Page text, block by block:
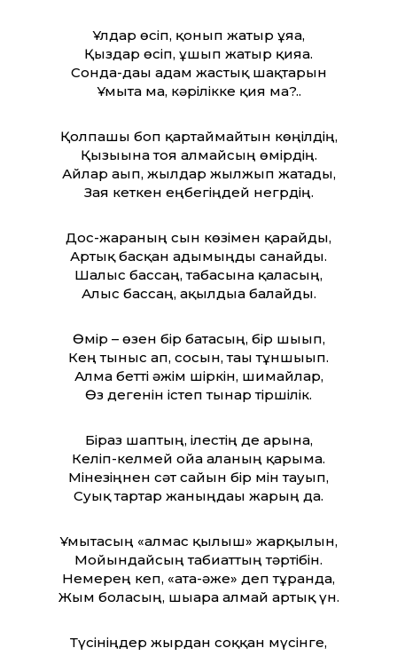
Ұлдар өсіп, қонып жатыр ұяға,
Қыздар өсіп, ұшып жатыр қияға.
Сонда-дағы адам жастық шақтарын
Ұмыта ма, кәрілікке қия ма?..
Қолпашы боп қартаймайтын көңілдің,
Қызығына тоя алмайсың өмірдің.
Айлар ағып, жылдар жылжып жатады,
Зая кеткен еңбегіңдей негрдің.
Дос-жараның сын көзімен қарайды,
Артық басқан адымыңды санайды.
Шалыс бассаң, табасына қаласың,
Алыс бассаң, ақылдыға балайды.
Өмір – өзен бір батасың, бір шығып,
Кең тыныс ап, сосын, тағы тұншығып.
Алма бет­ті әжім шіркін, шимайлар,
Өз дегенін істеп тынар тіршілік.
Біраз шаптың, ілестің де арынға,
Келіп-келмей ойға алғаның қарымға.
Мінезіңнен сәт сайын бір мін тауып,
Суық тартар жаныңдағы жарың да.
Ұмытасың «алмас қылыш» жарқылын,
Мойындайсың табиғат­тың тәртібін.
Немерең кеп, «ата-әже» деп тұрғанда,
Жым боласың, шығара алмай артық үн.
Түсініңдер жырдан соққан мүсінге,